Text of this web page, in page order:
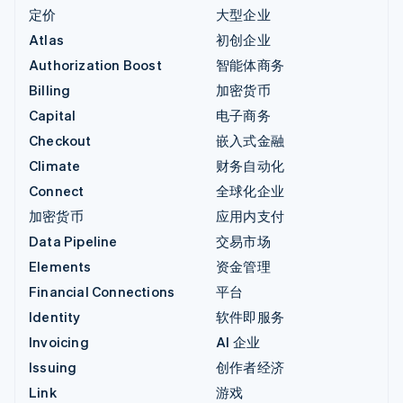
定价
Atlas
Authorization Boost
Billing
Capital
Checkout
Climate
Connect
加密货币
Data Pipeline
Elements
Financial Connections
Identity
Invoicing
Issuing
Link
大型企业
初创企业
智能体商务
加密货币
电子商务
嵌入式金融
财务自动化
全球化企业
应用内支付
交易市场
资金管理
平台
软件即服务
AI 企业
创作者经济
游戏